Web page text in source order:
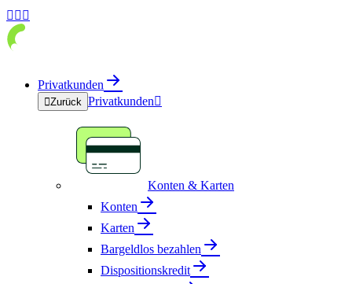
  
Privatkunden
Zurück Privatkunden
Konten & Karten
Konten
Karten
Bargeldlos bezahlen
Dispositionskredit